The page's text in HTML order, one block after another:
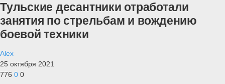
Тульские десантники отработали
занятия по стрельбам и вождению
боевой техники
Alex
25 октября 2021
776 0 0